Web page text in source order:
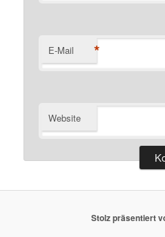
E-Mail *
Website
Stolz präsentiert